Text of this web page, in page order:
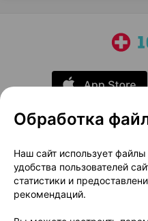
О проекте
Размещение рекламы
Публичный
Обработка
Наш сайт использует
удобства пользователей
статистики и
рекомендаций.